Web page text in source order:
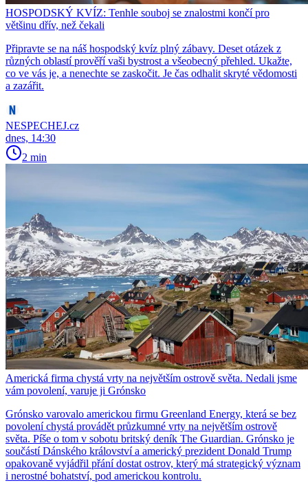
HOSPODSKÝ KVÍZ: Tenhle souboj se znalostmi končí pro
většinu dřív, než čekali
Připravte se na náš hospodský kvíz plný zábavy. Deset otázek z
různých oblastí prověří vaši bystrost a všeobecný přehled. Ukažte,
co ve vás je, a nenechte se zaskočit. Je čas odhalit skryté vědomosti
a zazářit.
NESPECHEJ.cz
dnes, 14:30
2 min
Americká firma chystá vrty na největším ostrově světa. Nedali jsme
vám povolení, varuje ji Grónsko
Grónsko varovalo americkou firmu Greenland Energy, která se bez
povolení chystá provádět průzkumné vrty na největším ostrově
světa. Píše o tom v sobotu britský deník The Guardian. Grónsko je
součástí Dánského království a americký prezident Donald Trump
opakovaně vyjádřil přání dostat ostrov, který má strategický význam
i nerostné bohatství, pod americkou kontrolu.